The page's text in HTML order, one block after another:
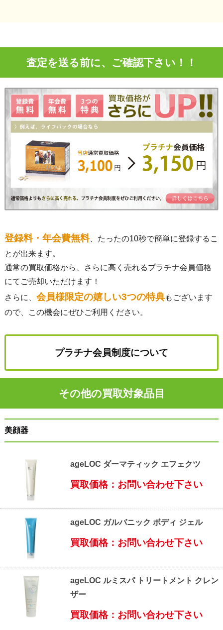
査定を送る前に、ご確認下さい！！
登録料・年会費無料、たったの10秒で簡単に登録するこ
とが出来ます。
通常の買取価格から、さらに高く売れるプラチナ会員価格
にてご売却いただけます！
さらに、 会員様限定の嬉しい3つの特典もございます
ので、この機会にぜひご利用ください。
プラチナ会員制度について
その他の買取対象品目
美顔器
ageLOC ダーマティック エフェクツ
買取価格：お問い合わせ下さい
ageLOC ガルバニック ボディ ジェル
買取価格：お問い合わせ下さい
ageLOC ルミスパ トリートメント クレン
ザー
買取価格：お問い合わせ下さい